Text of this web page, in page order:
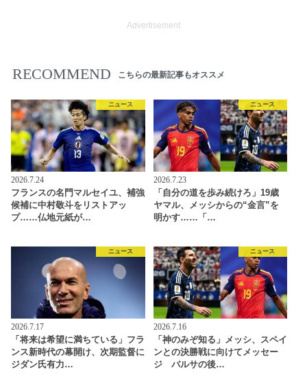
Advertisement
RECOMMEND こちらの最新記事もオススメ
ニュース
2026.7.24
フランスの名門マルセイユ、補強
候補に中村敬斗をリストアッ
プ……仏地元紙が…
ニュース
2026.7.23
「自分の道を歩み続けろ」19歳
ヤマル、メッシからの“金言”を
明かす……「…
ニュース
2026.7.17
「将来は希望に満ちている」フラ
ンス新時代の幕開け、次期監督に
ジダン氏有力…
ニュース
2026.7.16
「神のみぞ知る」メッシ、スペイ
ンとの決勝戦に向けてメッセー
ジ バルサの後…